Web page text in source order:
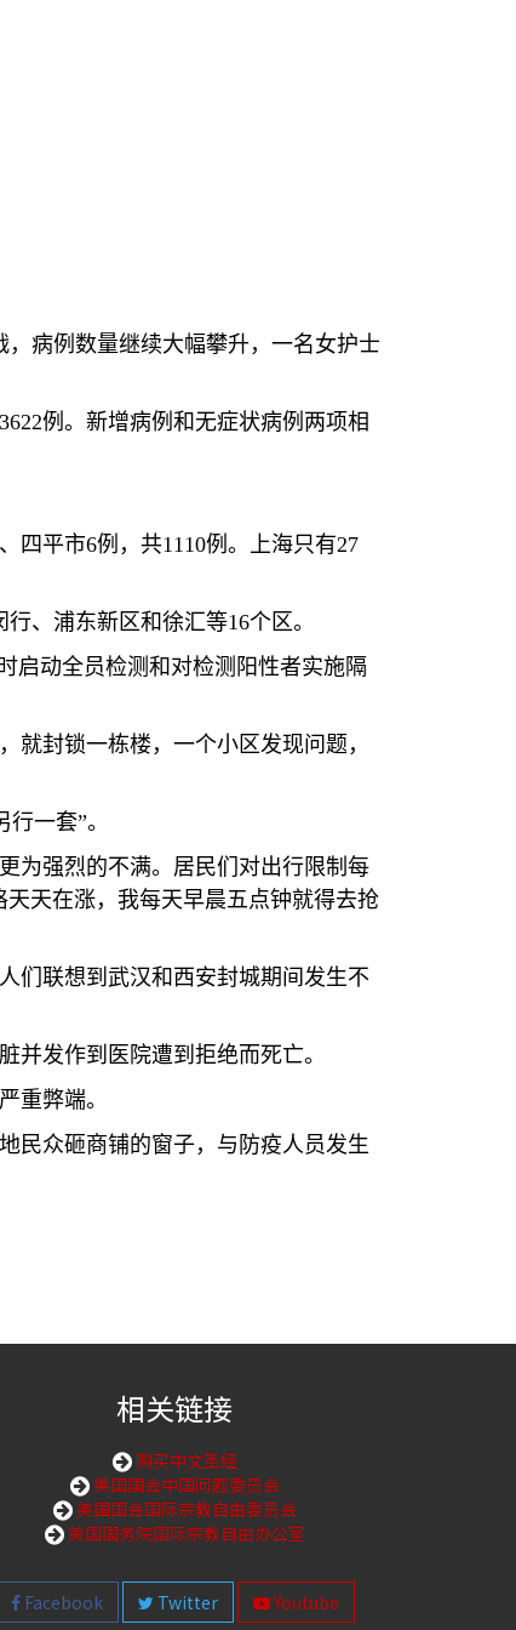
病例数量继续大幅攀升，一名女护士
3622例。新增病例和无症状病例两项相
四平市6例，共1110例。上海只有27
行、浦东新区和徐汇等16个区。
启动全员检测和对检测阳性者实施隔
封锁一栋楼，一个小区发现问题，
行一套”。
为强烈的不满。居民们对出行限制每
天在涨，我每天早晨五点钟就得去抢
们联想到武汉和西安封城期间发生不
并发作到医院遭到拒绝而死亡。
重弊端。
民众砸商铺的窗子，与防疫人员发生
相关链接
购买中文圣经
美国国会中国问题委员会
美国国会国际宗教自由委员会
美国国务院国际宗教自由办公室
Facebook Twitter Youtube